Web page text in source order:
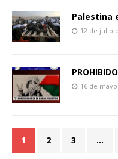
Palestina
12 de julio
16 de
1 2 3 …